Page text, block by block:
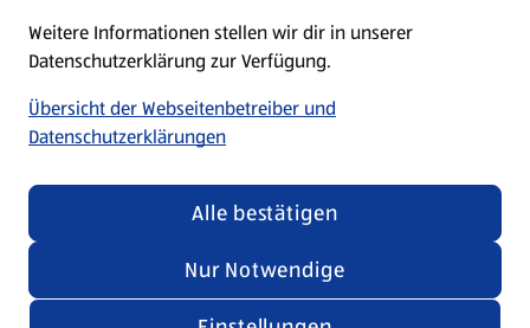
Datenschutz- und Richtlinienmenü
Cookie-Einstellungen
Impressum
Nutzungsbedingungen
Security Policy
Weitere Informationen stellen wir dir in unserer
Datenschutzerklärung zur Verfügung.
Übersicht der Webseitenbetreiber und
Datenschutzerklärungen
Nur Notwendige
Alle bestätigen